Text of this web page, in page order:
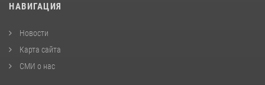
НАВИГАЦИЯ
Новости
Карта сайта
СМИ о нас